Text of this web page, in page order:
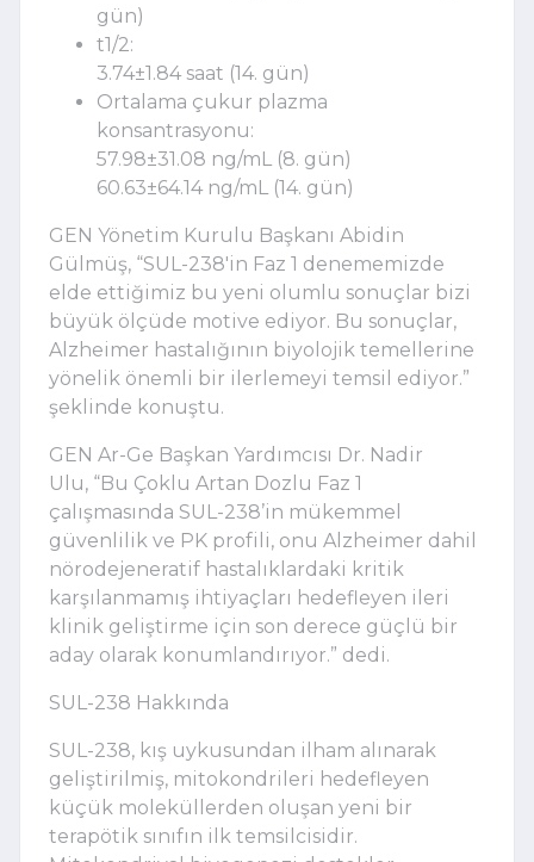
gün)
t1/2:
3.74±1.84 saat (14. gün)
Ortalama çukur plazma
konsantrasyonu:
57.98±31.08 ng/mL (8. gün)
60.63±64.14 ng/mL (14. gün)
GEN Yönetim Kurulu Başkanı Abidin
Gülmüş, “SUL-238'in Faz 1 denememizde
elde ettiğimiz bu yeni olumlu sonuçlar bizi
büyük ölçüde motive ediyor. Bu sonuçlar,
Alzheimer hastalığının biyolojik temellerine
yönelik önemli bir ilerlemeyi temsil ediyor.”
şeklinde konuştu.
GEN Ar-Ge Başkan Yardımcısı Dr. Nadir
Ulu, “Bu Çoklu Artan Dozlu Faz 1
çalışmasında SUL-238’in mükemmel
güvenlilik ve PK profili, onu Alzheimer dahil
nörodejeneratif hastalıklardaki kritik
karşılanmamış ihtiyaçları hedefleyen ileri
klinik geliştirme için son derece güçlü bir
aday olarak konumlandırıyor.” dedi.
SUL-238 Hakkında
SUL-238, kış uykusundan ilham alınarak
geliştirilmiş, mitokondrileri hedefleyen
küçük moleküllerden oluşan yeni bir
terapötik sınıfın ilk temsilcisidir.